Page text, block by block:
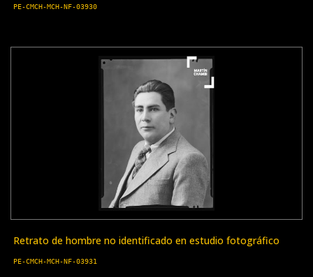
PE-CMCH-MCH-NF-03930
Retrato de hombre no identificado en estudio fotográfico
PE-CMCH-MCH-NF-03931